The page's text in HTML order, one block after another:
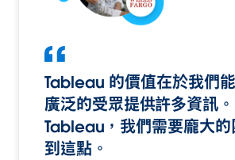
Tableau 的價值在於我們
廣泛的受眾提供許多資訊
Tableau，我們需要龐大
到這點。